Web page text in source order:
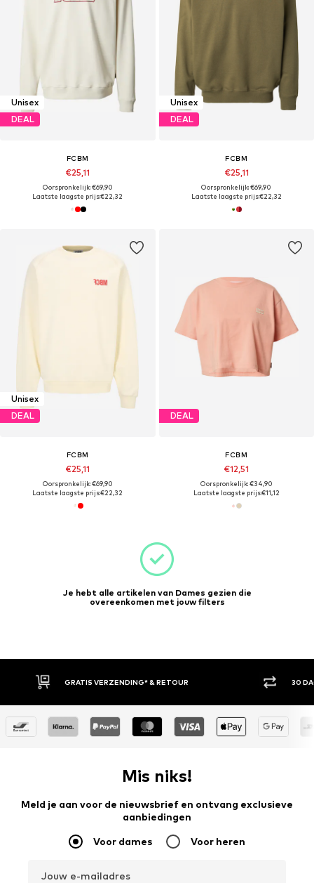
Unisex
DEAL
FCBM
€25,11
Oorspronkelijk: €69,90
Laatste laagste prijs:€22,32
Unisex
DEAL
FCBM
€25,11
Oorspronkelijk: €69,90
Laatste laagste prijs:€22,32
Unisex
DEAL
FCBM
€25,11
Oorspronkelijk: €69,90
Laatste laagste prijs:€22,32
DEAL
FCBM
€12,51
Oorspronkelijk: €34,90
Laatste laagste prijs:€11,12
Je hebt alle artikelen van Dames gezien die
overeenkomen met jouw filters
VERZENDING* & RETOUR 30 DAGEN BEDENKTIJD
Mis niks!
Meld je aan voor de nieuwsbrief en ontvang exclusieve
aanbiedingen
Voor dames Voor heren
Jouw e-mailadres